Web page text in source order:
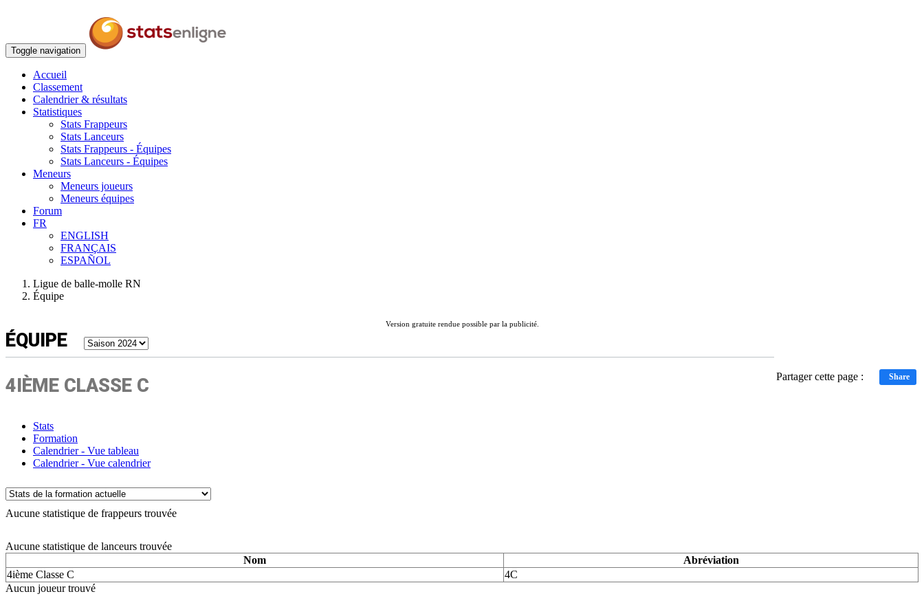
Toggle navigation
Accueil
Classement
Calendrier & résultats
Statistiques
Stats Frappeurs
Stats Lanceurs
Stats Frappeurs - Équipes
Stats Lanceurs - Équipes
Meneurs
Meneurs joueurs
Meneurs équipes
Forum
FR
ENGLISH
FRANÇAIS
ESPAÑOL
Ligue de balle-molle RN
Équipe
Version gratuite rendue possible par la publicité.
ÉQUIPE
Partager cette page : Share
4IÈME CLASSE C
Stats
Formation
Calendrier - Vue tableau
Calendrier - Vue calendrier
Aucune statistique de frappeurs trouvée
Aucune statistique de lanceurs trouvée
Nom
Abréviation
4ième Classe C
4C
Aucun joueur trouvé